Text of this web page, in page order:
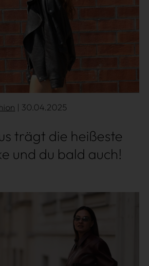
| 30.04.2025
trägt die heißeste
und du bald auch!